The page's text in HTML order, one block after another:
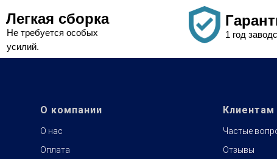
Легкая сборка
Не требуется особых
усилий.
1 год
О компании
О нас
Оплата
Клиентам
Частые
Отзывы